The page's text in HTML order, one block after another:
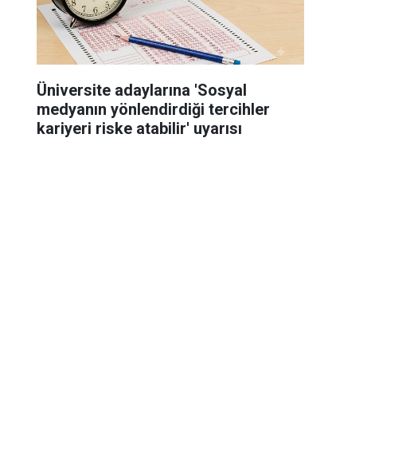
Üniversite adaylarına 'Sosyal
medyanın yönlendirdiği tercihler
kariyeri riske atabilir' uyarısı